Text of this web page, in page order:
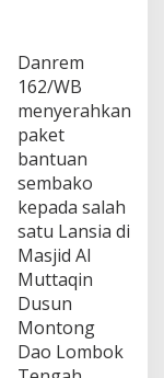
Danrem
162/WB
menyerahkan
paket
bantuan
sembako
kepada salah
satu Lansia di
Masjid Al
Muttaqin
Dusun
Montong
Dao Lombok